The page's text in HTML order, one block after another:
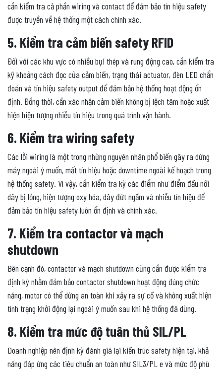
cần kiểm tra cả phần wiring và contact để đảm bảo tín hiệu safety
được truyền về hệ thống một cách chính xác.
5. Kiểm tra cảm biến safety RFID
Đối với các khu vực có nhiều bụi thép và rung động cao, cần kiểm tra
kỹ khoảng cách đọc của cảm biến, trạng thái actuator, đèn LED chẩn
đoán và tín hiệu safety output để đảm bảo hệ thống hoạt động ổn
định. Đồng thời, cần xác nhận cảm biến không bị lệch tâm hoặc xuất
hiện hiện tượng nhiễu tín hiệu trong quá trình vận hành.
6. Kiểm tra wiring safety
Các lỗi wiring là một trong những nguyên nhân phổ biến gây ra dừng
máy ngoài ý muốn, mất tín hiệu hoặc downtime ngoài kế hoạch trong
hệ thống safety. Vì vậy, cần kiểm tra kỹ các điểm như điểm đấu nối
dây bị lỏng, hiện tượng oxy hóa, dây đứt ngầm và nhiễu tín hiệu để
đảm bảo tín hiệu safety luôn ổn định và chính xác.
7. Kiểm tra contactor và mạch
shutdown
Bên cạnh đó, contactor và mạch shutdown cũng cần được kiểm tra
định kỳ nhằm đảm bảo contactor shutdown hoạt động đúng chức
năng, motor có thể dừng an toàn khi xảy ra sự cố và không xuất hiện
tình trạng khởi động lại ngoài ý muốn sau khi hệ thống đã dừng.
8. Kiểm tra mức độ tuân thủ SIL/PL
Doanh nghiệp nên định kỳ đánh giá lại kiến trúc safety hiện tại, khả
năng đáp ứng các tiêu chuẩn an toàn như SIL3/PL e và mức độ phù